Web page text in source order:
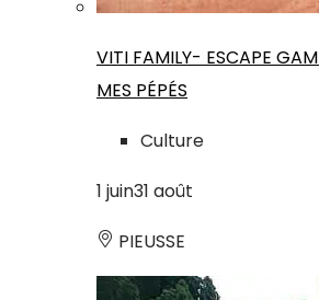
VITI FAMILY- ESCAPE
MES PÉPÉS
Culture
1 juin31 août
PIEUSSE